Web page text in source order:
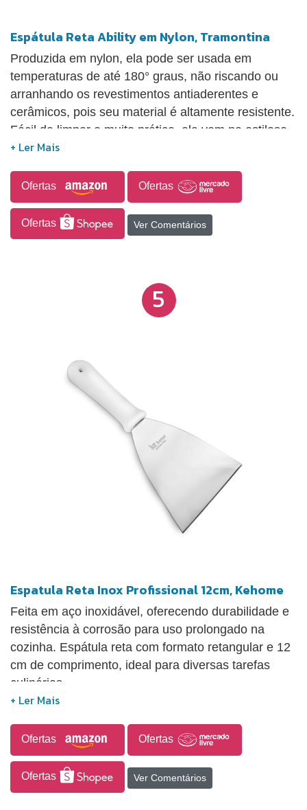
Espátula Reta Ability em Nylon, Tramontina
Produzida em nylon, ela pode ser usada em
temperaturas de até 180° graus, não riscando ou
arranhando os revestimentos antiaderentes e
cerâmicos, pois seu material é altamente resistente.
Fácil de limpar e muito prática, ela vem na estilosa
cor preta, e vai embelezar ainda mais sua cozinha!
Ofertas Ofertas
Ofertas Ver Comentários
5
Espatula Reta Inox Profissional 12cm, Kehome
Feita em aço inoxidável, oferecendo durabilidade e
resistência à corrosão para uso prolongado na
cozinha. Espátula reta com formato retangular e 12
cm de comprimento, ideal para diversas tarefas
culinárias.
Ofertas Ofertas
Ofertas Ver Comentários